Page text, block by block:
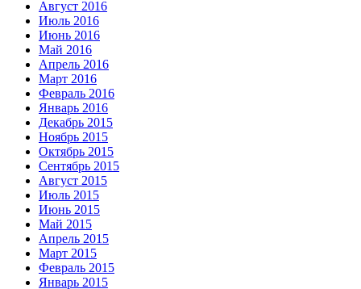
Август 2016
Июль 2016
Июнь 2016
Май 2016
Апрель 2016
Март 2016
Февраль 2016
Январь 2016
Декабрь 2015
Ноябрь 2015
Октябрь 2015
Сентябрь 2015
Август 2015
Июль 2015
Июнь 2015
Май 2015
Апрель 2015
Март 2015
Февраль 2015
Январь 2015